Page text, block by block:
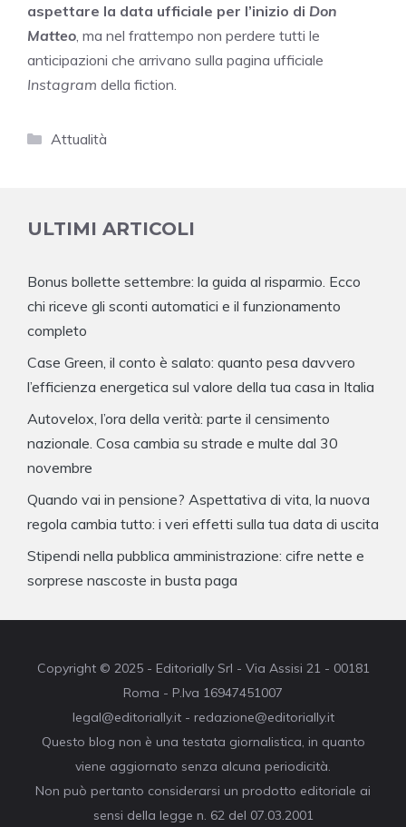
aspettare la data ufficiale per l’inizio di Don
Matteo , ma nel frattempo non perdere tutti le
anticipazioni che arrivano sulla pagina ufficiale
Instagram della fiction.
Categorie
Attualità
ULTIMI ARTICOLI
Bonus bollette settembre: la guida al risparmio. Ecco
chi riceve gli sconti automatici e il funzionamento
completo
Case Green, il conto è salato: quanto pesa davvero
l’efficienza energetica sul valore della tua casa in Italia
Autovelox, l’ora della verità: parte il censimento
nazionale. Cosa cambia su strade e multe dal 30
novembre
Quando vai in pensione? Aspettativa di vita, la nuova
regola cambia tutto: i veri effetti sulla tua data di uscita
Stipendi nella pubblica amministrazione: cifre nette e
sorprese nascoste in busta paga
Copyright © 2025 - Editorially Srl - Via Assisi 21 - 00181
Roma - P.Iva 16947451007
legal@editorially.it - redazione@editorially.it
Questo blog non è una testata giornalistica, in quanto
viene aggiornato senza alcuna periodicità.
Non può pertanto considerarsi un prodotto editoriale ai
sensi della legge n. 62 del 07.03.2001